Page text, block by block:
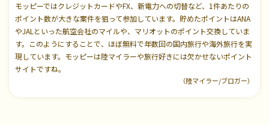
モッピーではクレジットカードやFX、新電力への切替など、1件あたりの
ポイント数が大きな案件を狙って参加しています。貯めたポイントはANA
やJALといった航空会社のマイルや、マリオットのポイント交換していま
す。このようにすることで、ほぼ無料で年数回の国内旅行や海外旅行を実
現しています。モッピーは陸マイラーや旅行好きには欠かせないポイント
サイトですね。
（陸マイラー/ブロガー）